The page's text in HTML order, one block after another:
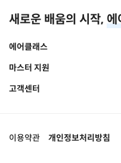
새로운 배움의 시작, 에
에어클래스
마스터 지원
고객센터
이용약관 개인정보처리방침